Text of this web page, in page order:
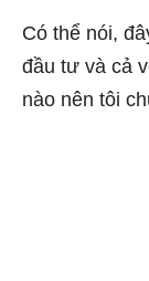
Có thể nói,
đầu tư và cả
nào nên tôi